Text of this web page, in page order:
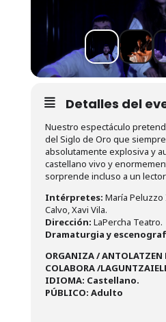
Detalles del
Nuestro espectáculo
del Siglo de Oro que
absolutamente explosiva y
castellano vivo y
sorprende incluso a un
Intérpretes: María Peluzzo
Calvo, Xavi Vila.
Dirección: LaPercha Teatro.
Dramaturgia y
ORGANIZA / ANTOLATZEN
COLABORA /
IDIOMA: Castellano.
PÚBLICO: Adulto